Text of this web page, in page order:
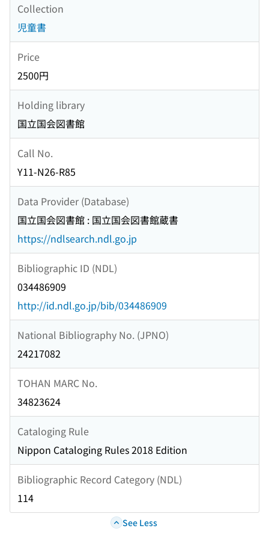
Collection
児童書
Price
2500円
Holding library
国立国会図書館
Call No.
Y11-N26-R85
Data Provider (Database)
国立国会図書館 : 国立国会図書館蔵書
https://ndlsearch.ndl.go.jp
Bibliographic ID (NDL)
034486909
http://id.ndl.go.jp/bib/034486909
National Bibliography No. (JPNO)
24217082
TOHAN MARC No.
34823624
Cataloging Rule
Nippon Cataloging Rules 2018 Edition
Bibliographic Record Category (NDL)
114
See Less